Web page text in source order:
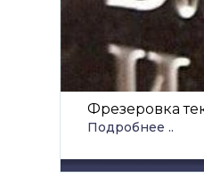
Фрезеровка
Подробнее ..